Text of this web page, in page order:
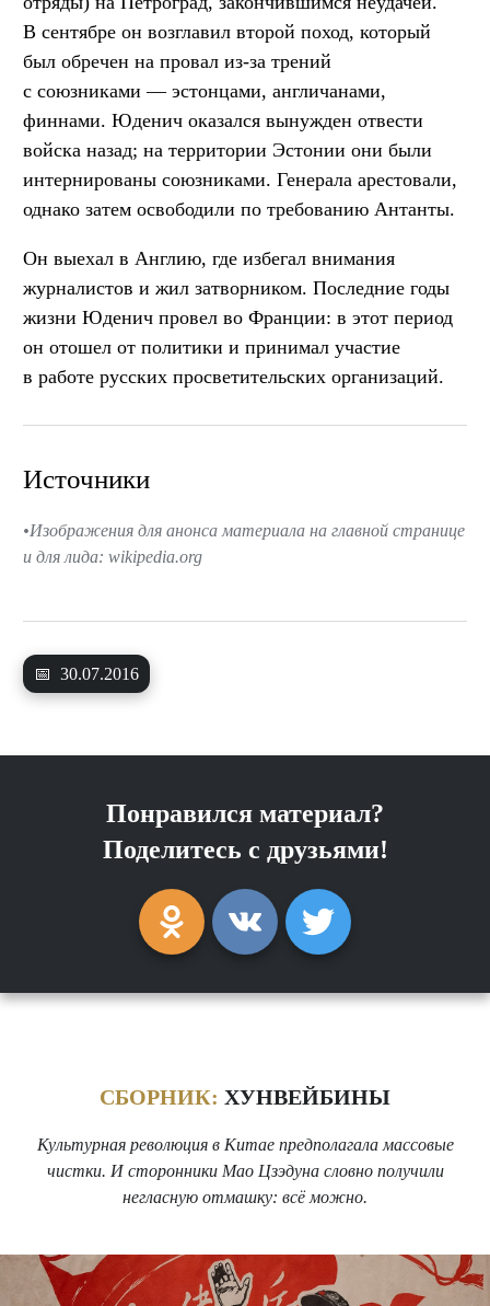
В сентябре он возглавил второй поход, который
был обречен на провал из-за трений
с союзниками — эстонцами, англичанами,
финнами. Юденич оказался вынужден отвести
войска назад; на территории Эстонии они были
интернированы союзниками. Генерала арестовали,
однако затем освободили по требованию Антанты.
Он выехал в Англию, где избегал внимания
журналистов и жил затворником. Последние годы
жизни Юденич провел во Франции: в этот период
он отошел от политики и принимал участие
в работе русских просветительских организаций.
📅 30.07.2016
Источники
Изображения для анонса материала на главной странице
и для лида: wikipedia.org
Понравился материал?
Поделитесь с друзьями!
СБОРНИК: ХУНВЕЙБИНЫ
Культурная революция в Китае предполагала массовые
чистки. И сторонники Мао Цзэдуна словно получили
негласную отмашку: всё можно.